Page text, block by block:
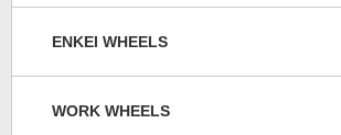
ENKEI WHEELS
WORK WHEELS